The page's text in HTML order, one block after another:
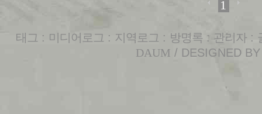
1
태그 : 미디어로그 : 지역로그 : 방명록 : 관리자:
DAUM / DESIGNED